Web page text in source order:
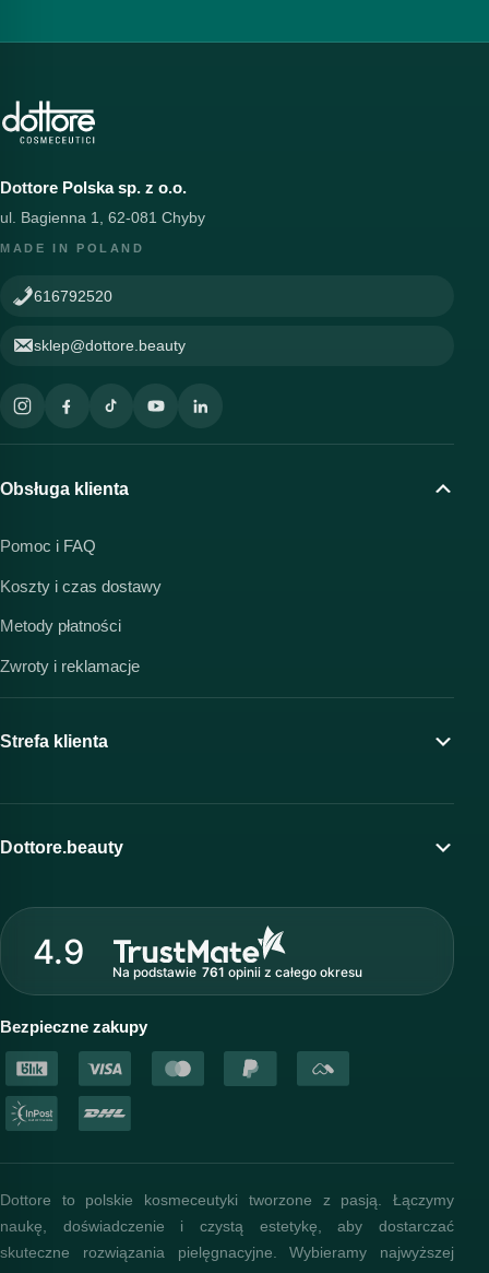
Dottore Polska sp. z o.o.
ul. Bagienna 1, 62-081 Chyby
MADE IN POLAND
616792520
sklep@dottore.beauty
Obsługa klienta
Pomoc i FAQ
Koszty i czas dostawy
Metody płatności
Zwroty i reklamacje
Strefa klienta
Moje konto
Program lojalnościowy
Strefa profesjonalisty
Dottore.beauty
O marce Dottore
Nasz zespół
Akademia i szkolenia
Baza wiedzy
4.9
Na podstawie 761 opiniiz całego okresu
Bezpieczne zakupy
Dottore to polskie kosmeceutyki tworzone z pasją. Łączymy
naukę, doświadczenie i czystą estetykę, aby dostarczać
skuteczne rozwiązania pielęgnacyjne. Wybieramy najwyższej